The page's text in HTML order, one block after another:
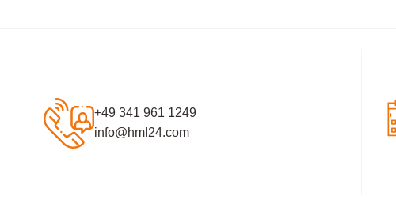
+49 341 961 1249
info@hml24.com